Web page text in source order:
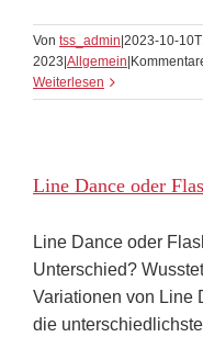
Von tss_admin 2023-10-
2023 Allgemein
Weiterlesen
Line Dance oder
Line Dance oder
Unterschied?
Variationen von Line
die